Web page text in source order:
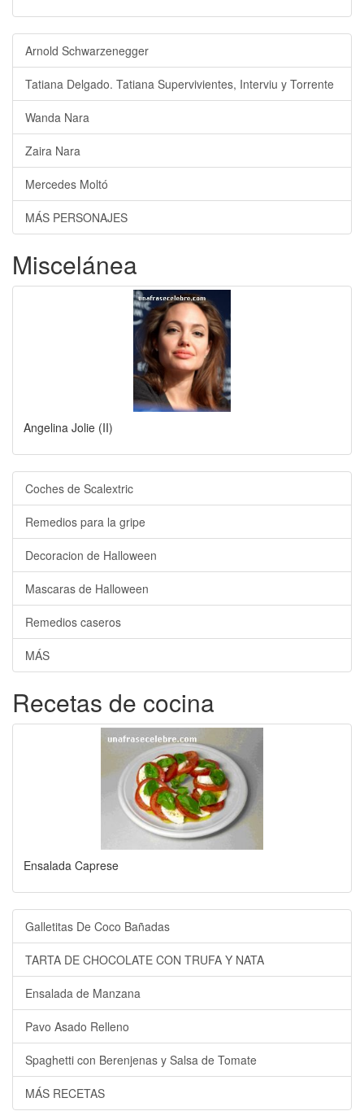
Arnold Schwarzenegger
Tatiana Delgado. Tatiana Supervivientes, Interviu y Torrente
Wanda Nara
Zaira Nara
Mercedes Moltó
MÁS PERSONAJES
Miscelánea
Angelina Jolie (II)
Coches de Scalextric
Remedios para la gripe
Decoracion de Halloween
Mascaras de Halloween
Remedios caseros
MÁS
Recetas de cocina
Ensalada Caprese
Galletitas De Coco Bañadas
TARTA DE CHOCOLATE CON TRUFA Y NATA
Ensalada de Manzana
Pavo Asado Relleno
Spaghetti con Berenjenas y Salsa de Tomate
MÁS RECETAS